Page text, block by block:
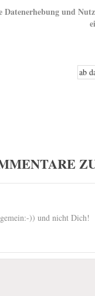
und
)) und nicht Dich!